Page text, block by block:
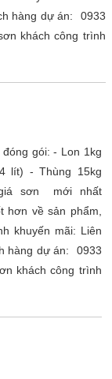
hàng dự án: 0933
khách công trình
gói: - Lon 1kg
lít) - Thùng 15kg
sơn mới nhất
hơn về sản phẩm,
khuyến mãi: Liên
hàng dự án: 0933
khách công trình